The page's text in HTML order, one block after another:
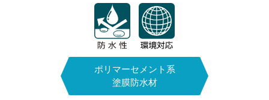
ウレタン系2液性
特定化学物質非該当品
FRP系塗膜防水材
ポリマーセメント系
塗膜防水材
フィングです。）
デザイン性があり景観を損ねません。
カラーサンプル